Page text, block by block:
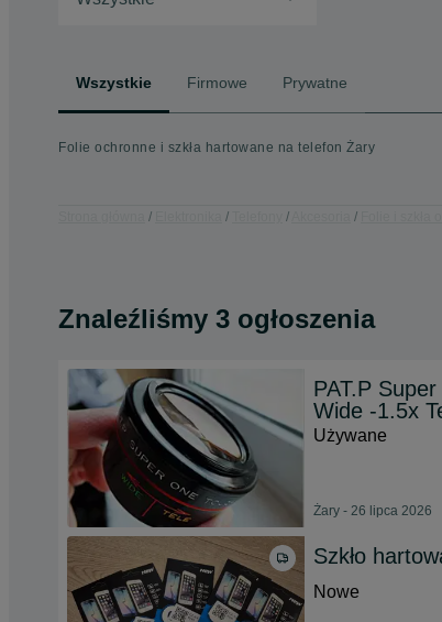
Wszystkie Firmowe Prywatne
Folie ochronne i szkła hartowane na telefon Żary
Znaleźliśmy 3 ogłoszenia
PAT.P
Wide -1.5x
Używane
Żary - 26 lipca 2026
Szkło
Nowe